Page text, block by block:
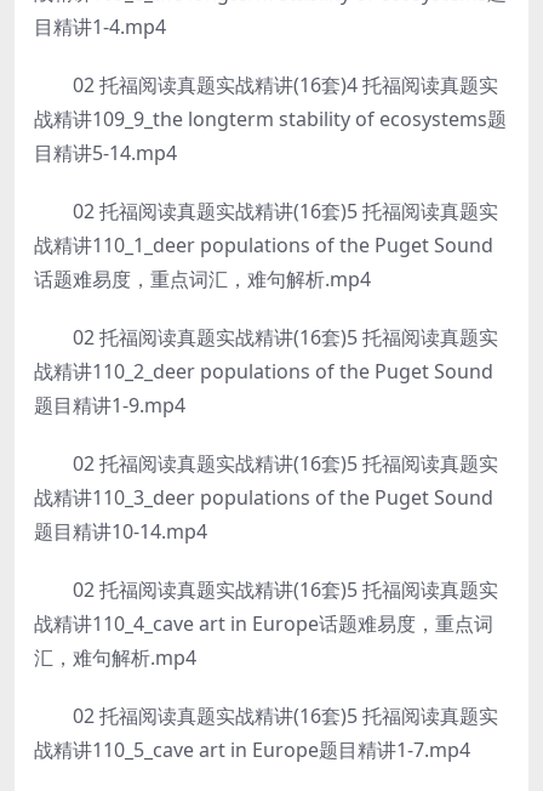
目精讲1-4.mp4
02 托福阅读真题实战精讲(16套)4 托福阅读真题实
战精讲109_9_the longterm stability of ecosystems题
目精讲5-14.mp4
02 托福阅读真题实战精讲(16套)5 托福阅读真题实
战精讲110_1_deer populations of the Puget Sound
话题难易度，重点词汇，难句解析.mp4
02 托福阅读真题实战精讲(16套)5 托福阅读真题实
战精讲110_2_deer populations of the Puget Sound
题目精讲1-9.mp4
02 托福阅读真题实战精讲(16套)5 托福阅读真题实
战精讲110_3_deer populations of the Puget Sound
题目精讲10-14.mp4
02 托福阅读真题实战精讲(16套)5 托福阅读真题实
战精讲110_4_cave art in Europe话题难易度，重点词
汇，难句解析.mp4
02 托福阅读真题实战精讲(16套)5 托福阅读真题实
战精讲110_5_cave art in Europe题目精讲1-7.mp4